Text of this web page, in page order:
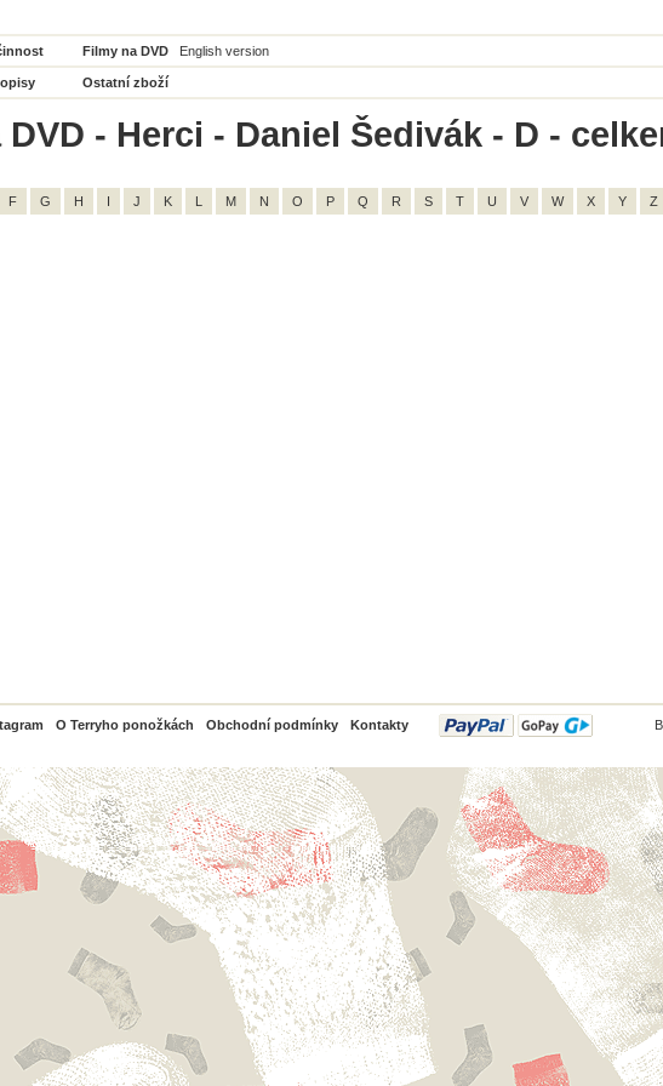
Filmy na DVD English version
Ostatní zboží
- Herci - Daniel Šedivák - D -
F G H I J K L M N O P Q R S T U V W X Y Z
O Terryho ponožkách Obchodní podmínky Kontakty
PayPal